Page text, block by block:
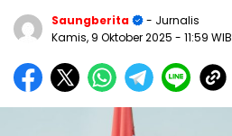
Saungberita
- Jurnalis
Kamis, 9 Oktober 2025 - 11:59 WIB